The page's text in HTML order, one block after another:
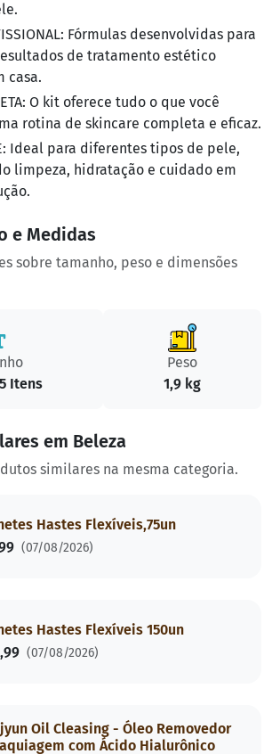
Fórmulas desenvolvidas para
de tratamento estético
casa.
O kit oferece tudo o que você
rotina de skincare completa e eficaz.
Ideal para diferentes tipos de pele,
limpeza, hidratação e cuidado em
e Medidas
sobre tamanho, peso e dimensões
Itens
Peso
1,9 kg
em Beleza
similares na mesma categoria.
Hastes Flexíveis,75un
(07/08/2026)
Hastes Flexíveis 150un
(07/08/2026)
Oil Cleasing - Óleo Removedor
com Ácido Hialurônico